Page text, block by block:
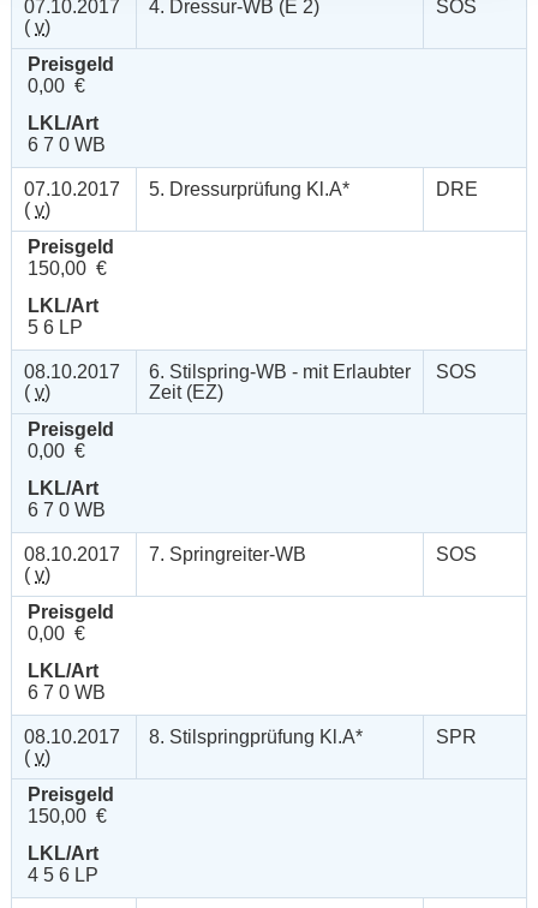
07.10.2017
( v)
4. Dressur-WB (E 2) SOS
Preisgeld
0,00 €
LKL/Art
6 7 0 WB
07.10.2017
( v)
5. Dressurprüfung Kl.A* DRE
Preisgeld
150,00 €
LKL/Art
5 6 LP
08.10.2017
( v)
6. Stilspring-WB - mit Erlaubter
Zeit (EZ)
SOS
Preisgeld
0,00 €
LKL/Art
6 7 0 WB
08.10.2017
( v)
7. Springreiter-WB SOS
Preisgeld
0,00 €
LKL/Art
6 7 0 WB
08.10.2017
( v)
8. Stilspringprüfung Kl.A* SPR
Preisgeld
150,00 €
LKL/Art
4 5 6 LP